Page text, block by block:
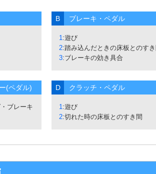
B ブレーキ・ペダル
1:遊び
2:踏み込んだときの床板とのすき
3:ブレーキの効き具合
(ペダル)
ブレーキ
D クラッチ・ペダル
1:遊び
2:切れた時の床板とのすき間